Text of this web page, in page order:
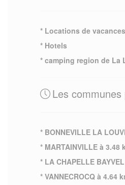
* Locations de vacances
* Hotels
* camping region de La
Les communes
* BONNEVILLE LA
* MARTAINVILLE à 3.48
* LA CHAPELLE
* VANNECROCQ à 4.64